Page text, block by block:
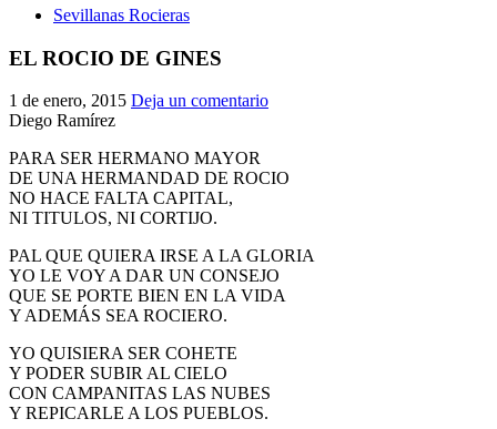
Sevillanas Rocieras
EL ROCIO DE GINES
1 de enero, 2015 Deja un comentario
Diego Ramírez
PARA SER HERMANO MAYOR
DE UNA HERMANDAD DE ROCIO
NO HACE FALTA CAPITAL,
NI TITULOS, NI CORTIJO.
PAL QUE QUIERA IRSE A LA GLORIA
YO LE VOY A DAR UN CONSEJO
QUE SE PORTE BIEN EN LA VIDA
Y ADEMÁS SEA ROCIERO.
YO QUISIERA SER COHETE
Y PODER SUBIR AL CIELO
CON CAMPANITAS LAS NUBES
Y REPICARLE A LOS PUEBLOS.
¿Cuándo se construyó la primera ermita?
El traslado cada siete años
Rocío?
En el Rocío, ¿dónde me alojo?